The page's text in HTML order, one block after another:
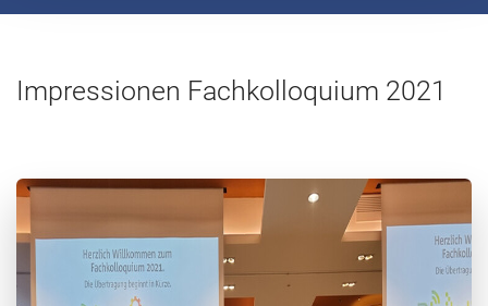
Impressionen Fachkolloquium 2021